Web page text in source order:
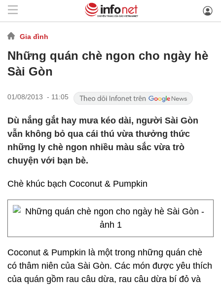
Gia đình
Những quán chè ngon cho ngày hè
Sài Gòn
01/08/2013 - 11:05
Dù nắng gắt hay mưa kéo dài, người Sài Gòn
vẫn không bỏ qua cái thú vừa thưởng thức
những ly chè ngon nhiều màu sắc vừa trò
chuyện với bạn bè.
Chè khúc bạch Coconut & Pumpkin
Coconut & Pumpkin là một trong những quán chè
có thâm niên của Sài Gòn. Các món được yêu thích
của quán gồm rau câu dừa, rau câu dừa bí đỏ và